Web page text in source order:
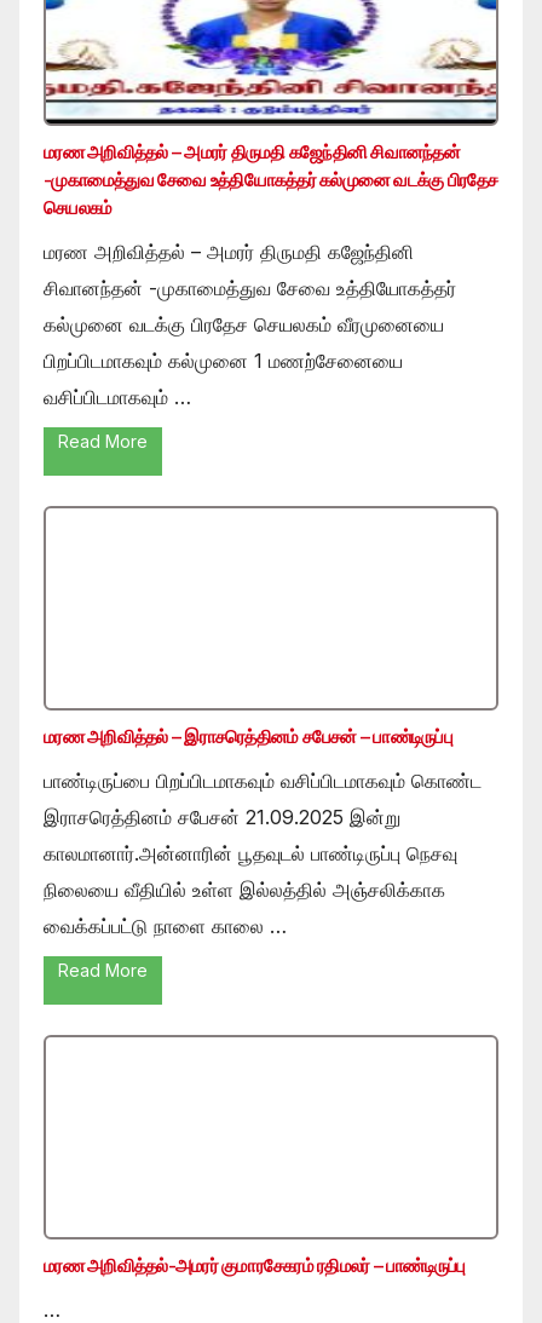
மரண அறிவித்தல் – அமரர் திருமதி கஜேந்தினி சிவானந்தன்
-முகாமைத்துவ சேவை உத்தியோகத்தர் கல்முனை வடக்கு பிரதேச
செயலகம்
மரண அறிவித்தல் – அமரர் திருமதி கஜேந்தினி
சிவானந்தன் -முகாமைத்துவ சேவை உத்தியோகத்தர்
கல்முனை வடக்கு பிரதேச செயலகம் வீரமுனையை
பிறப்பிடமாகவும் கல்முனை 1 மணற்சேனையை
வசிப்பிடமாகவும் …
Read More
மரண அறிவித்தல் – இராசரெத்தினம் சபேசன் – பாண்டிருப்பு
பாண்டிருப்பை பிறப்பிடமாகவும் வசிப்பிடமாகவும் கொண்ட
இராசரெத்தினம் சபேசன் 21.09.2025 இன்று
காலமானார்.அன்னாரின் பூதவுடல் பாண்டிருப்பு நெசவு
நிலையை வீதியில் உள்ள இல்லத்தில் அஞ்சலிக்காக
வைக்கப்பட்டு நாளை காலை …
Read More
மரண அறிவித்தல்-அமரர் குமாரசேகரம் ரதிமலர் – பாண்டிருப்பு
…